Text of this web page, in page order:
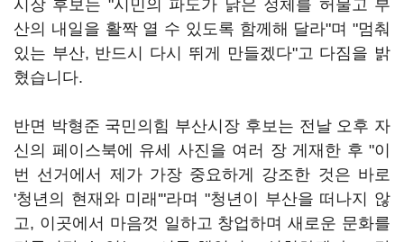
시장 후보는 "시민의 파도가 낡은 정체를 허물고 부
산의 내일을 활짝 열 수 있도록 함께해 달라"며 "멈춰
있는 부산, 반드시 다시 뛰게 만들겠다"고 다짐을 밝
혔습니다.
반면 박형준 국민의힘 부산시장 후보는 전날 오후 자
신의 페이스북에 유세 사진을 여러 장 게재한 후 "이
번 선거에서 제가 가장 중요하게 강조한 것은 바로
'청년의 현재와 미래'"라며 "청년이 부산을 떠나지 않
고, 이곳에서 마음껏 일하고 창업하며 새로운 문화를